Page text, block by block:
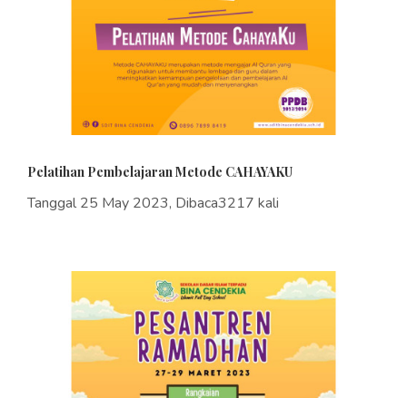
Pelatihan Pembelajaran Metode CAHAYAKU
Tanggal 25 May 2023, Dibaca3217 kali